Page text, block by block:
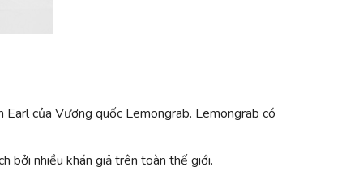
của Vương quốc Lemongrab. Lemongrab có
bởi nhiều khán giả trên toàn thế giới.